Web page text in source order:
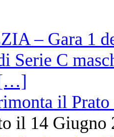
il Prato
il 14 Giugno